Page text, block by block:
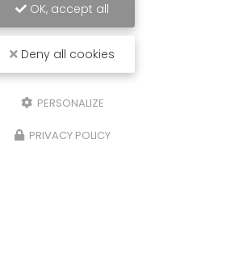
OK, accept all
Deny all cookies
PERSONALIZE
PRIVACY POLICY